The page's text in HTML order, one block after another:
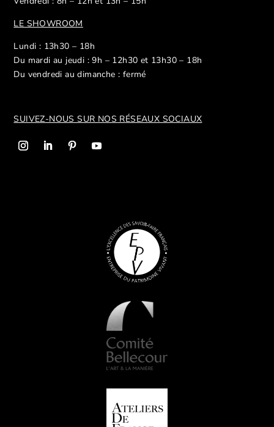
LE SHOWROOM
Lundi : 13h30 – 18h
Du mardi au jeudi : 9h – 12h30 et 13h30 – 18h
Du vendredi au dimanche : fermé
SUIVEZ-NOUS SUR NOS RÉSEAUX SOCIAUX